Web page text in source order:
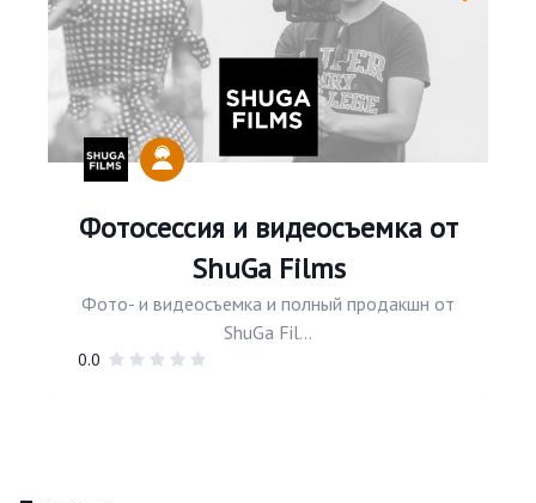
Фотосессия и видеосъемка от
ShuGa Films
Фото- и видеосъемка и полный продакшн от
ShuGa Fil...
0.0